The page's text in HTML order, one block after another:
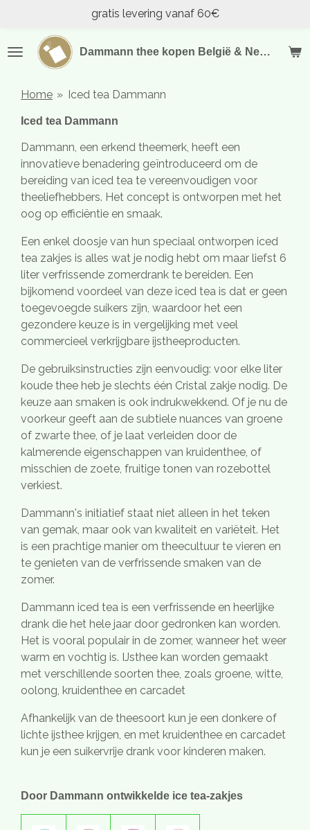
naar
Dammann thee kopen België & Nederland
gratis levering vanaf 60€
Home » Iced tea Dammann
Iced tea Dammann
Dammann, een erkend theemerk, heeft een
innovatieve benadering geïntroduceerd om de
bereiding van iced tea te vereenvoudigen voor
theeliefhebbers. Het concept is ontworpen met het
oog op efficiëntie en smaak.
Een enkel doosje van hun speciaal ontworpen iced
tea zakjes is alles wat je nodig hebt om maar liefst 6
liter verfrissende zomerdrank te bereiden. Een
bijkomend voordeel van deze iced tea is dat er geen
toegevoegde suikers zijn, waardoor het een
gezondere keuze is in vergelijking met veel
commercieel verkrijgbare ijstheeproducten.
De gebruiksinstructies zijn eenvoudig: voor elke liter
koude thee heb je slechts één Cristal zakje nodig. De
keuze aan smaken is ook indrukwekkend. Of je nu de
voorkeur geeft aan de subtiele nuances van groene
of zwarte thee, of je laat verleiden door de
kalmerende eigenschappen van kruidenthee, of
misschien de zoete, fruitige tonen van rozebottel
verkiest.
Dammann's initiatief staat niet alleen in het teken
van gemak, maar ook van kwaliteit en variëteit. Het
is een prachtige manier om theecultuur te vieren en
te genieten van de verfrissende smaken van de
zomer.
Dammann iced tea is een verfrissende en heerlijke
drank die het hele jaar door gedronken kan worden.
Het is vooral populair in de zomer, wanneer het weer
warm en vochtig is. IJsthee kan worden gemaakt
met verschillende soorten thee, zoals groene, witte,
oolong, kruidenthee en carcadet
Afhankelijk van de theesoort kun je een donkere of
lichte ijsthee krijgen, en met kruidenthee en carcadet
kun je een suikervrije drank voor kinderen maken.
Door Dammann ontwikkelde ice tea-zakjes